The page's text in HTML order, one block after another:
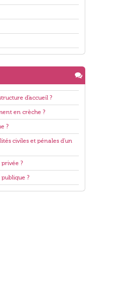
d'accueil ?
en crèche ?
?
civiles et pénales d'un
?
?